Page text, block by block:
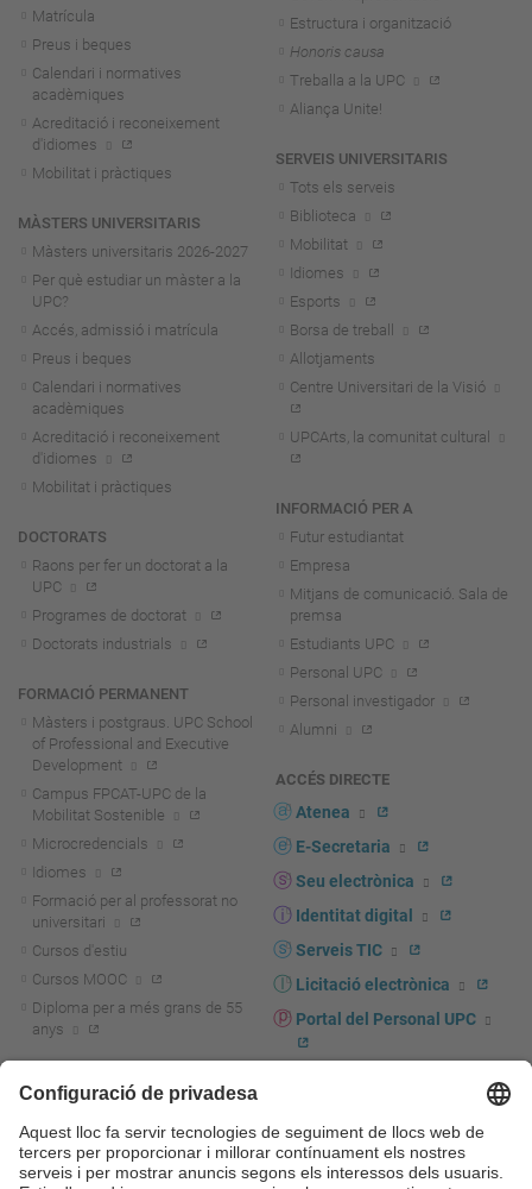
Matrícula
Preus i beques
Calendari i normatives
acadèmiques
Acreditació i reconeixement
d'idiomes
Mobilitat i pràctiques
MÀSTERS UNIVERSITARIS
Màsters universitaris 2026-2027
Per què estudiar un màster a la
UPC?
Accés, admissió i matrícula
Preus i beques
Calendari i normatives
acadèmiques
Acreditació i reconeixement
d'idiomes
Mobilitat i pràctiques
DOCTORATS
Raons per fer un doctorat a la
UPC
Programes de doctorat
Doctorats industrials
FORMACIÓ PERMANENT
Màsters i postgraus. UPC School
of Professional and Executive
Development
Campus FPCAT-UPC de la
Mobilitat Sostenible
Microcredencials
Idiomes
Formació per al professorat no
universitari
Cursos d'estiu
Cursos MOOC
Diploma per a més grans de 55
anys
Actualitat R+D+I
La recerca a la UPC
La transferència, l'emprenedoria i
Estructura i organització
Honoris causa
Treballa a la UPC
Aliança Unite!
SERVEIS UNIVERSITARIS
Tots els serveis
Biblioteca
Mobilitat
Idiomes
Esports
Borsa de treball
Allotjaments
Centre Universitari de la Visió
UPCArts, la comunitat cultural
INFORMACIÓ PER A
Futur estudiantat
Empresa
Mitjans de comunicació. Sala de
premsa
Estudiants UPC
Personal UPC
Personal investigador
Alumni
ACCÉS DIRECTE
Atenea
E-Secretaria
Seu electrònica
Identitat digital
Serveis TIC
Licitació electrònica
Portal del Personal UPC
UPCshop, marxandatge
Sala de premsa